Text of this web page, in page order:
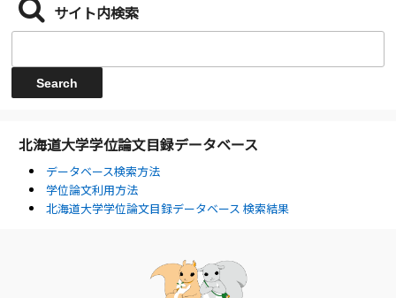
サイト内検索
北海道大学学位論文目録データベース
データベース検索方法
学位論文利用方法
北海道大学学位論文目録データベース 検索結果